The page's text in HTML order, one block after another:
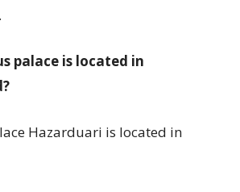
palace is located in
Hazarduari is located in